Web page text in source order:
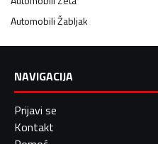
AutomobiliŽabljak
NAVIGACIJA
Prijavi se
Kontakt